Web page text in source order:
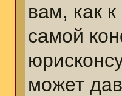
вам, как
самой
может